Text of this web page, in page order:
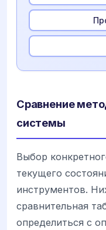
Сравнение
системы
Выбор
текущего
инструментов.
сравнительная
определиться с